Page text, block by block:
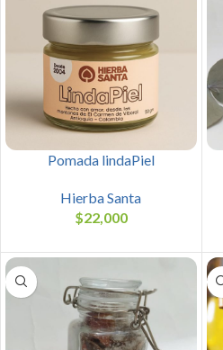
Pomada lindaPiel
Hierba Santa
$22,000